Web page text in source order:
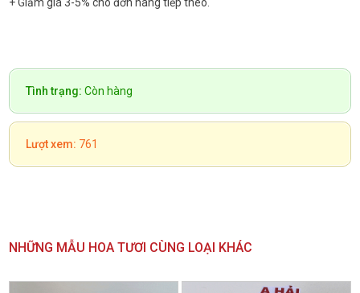
Tình trạng: Còn hàng
Lượt xem: 761
NHỮNG MẪU HOA TƯƠI CÙNG LOẠI KHÁC